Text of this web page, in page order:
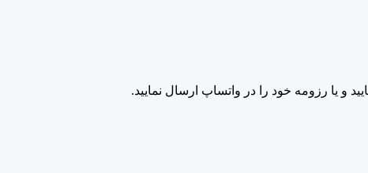
و یا رزومه خود را در واتساپ ارسال نمایید.